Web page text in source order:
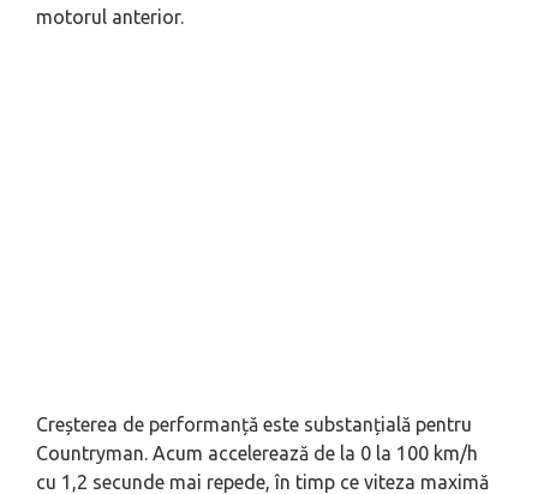
motorul anterior.
Creșterea de performanță este substanțială pentru
Countryman. Acum accelerează de la 0 la 100 km/h
cu 1,2 secunde mai repede, în timp ce viteza maximă